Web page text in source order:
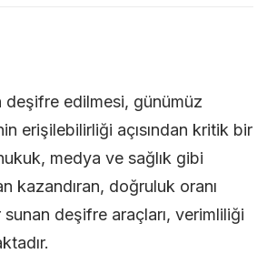
deşifre edilmesi, günümüz
erişilebilirliği açısından kritik bir
medya ve sağlık gibi
kazandıran, doğruluk oranı
deşifre araçları, verimliliği